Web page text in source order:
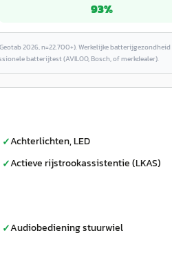
93%
2026, n=22.700+). Werkelijke
batterijtest (AVILOO, Bosch, of merkdealer).
✓Achterlichten, LED
✓Actieve rijstrookassistentie (LKAS)
✓Audiobediening stuurwiel